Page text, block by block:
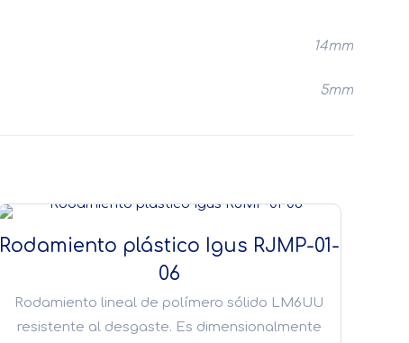
14mm
5mm
Rodamiento plástico Igus RJMP-01-
06
Rodamiento lineal de polímero sólido LM6UU
resistente al desgaste. Es dimensionalmente